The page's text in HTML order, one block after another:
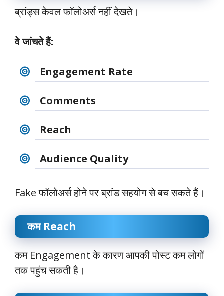
ब्रांड्स केवल फॉलोअर्स नहीं देखते।
वे जांचते हैं:
Engagement Rate
Comments
Reach
Audience Quality
Fake फॉलोअर्स होने पर ब्रांड सहयोग से बच सकते हैं।
कम Reach
कम Engagement के कारण आपकी पोस्ट कम लोगों
तक पहुंच सकती है।